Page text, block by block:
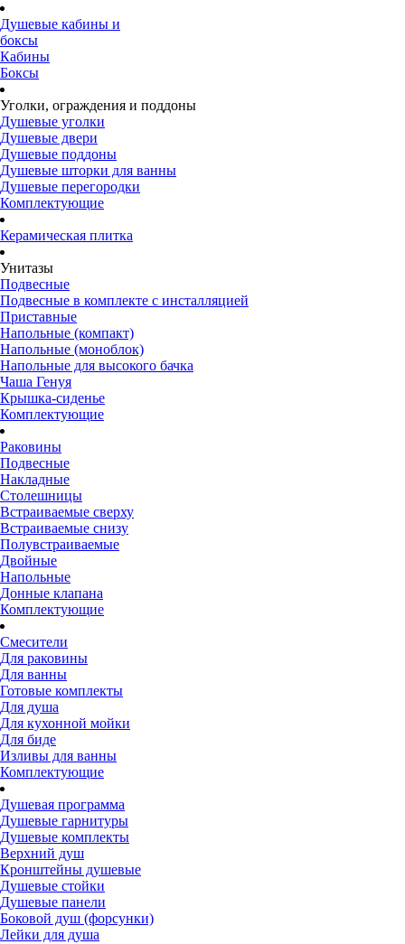
Душевые кабины и
боксы
Кабины
Боксы
Уголки, ограждения и поддоны
Душевые уголки
Душевые двери
Душевые поддоны
Душевые шторки для ванны
Душевые перегородки
Комплектующие
Керамическая плитка
Унитазы
Подвесные
Подвесные в комплекте с инсталляцией
Приставные
Напольные (компакт)
Напольные (моноблок)
Напольные для высокого бачка
Чаша Генуя
Крышка-сиденье
Комплектующие
Раковины
Подвесные
Накладные
Столешницы
Встраиваемые сверху
Встраиваемые снизу
Полувстраиваемые
Двойные
Напольные
Донные клапана
Комплектующие
Смесители
Для раковины
Для ванны
Готовые комплекты
Для душа
Для кухонной мойки
Для биде
Изливы для ванны
Комплектующие
Душевая программа
Душевые гарнитуры
Душевые комплекты
Верхний душ
Кронштейны душевые
Душевые стойки
Душевые панели
Боковой душ (форсунки)
Лейки для душа